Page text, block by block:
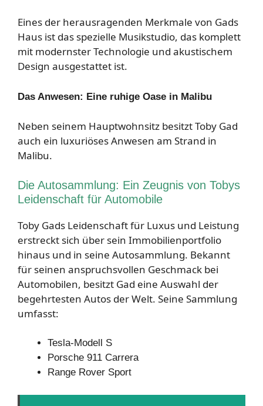
Eines der herausragenden Merkmale von Gads
Haus ist das spezielle Musikstudio, das komplett
mit modernster Technologie und akustischem
Design ausgestattet ist.
Das Anwesen: Eine ruhige Oase in Malibu
Neben seinem Hauptwohnsitz besitzt Toby Gad
auch ein luxuriöses Anwesen am Strand in
Malibu.
Die Autosammlung: Ein Zeugnis von Tobys
Leidenschaft für Automobile
Toby Gads Leidenschaft für Luxus und Leistung
erstreckt sich über sein Immobilienportfolio
hinaus und in seine Autosammlung. Bekannt
für seinen anspruchsvollen Geschmack bei
Automobilen, besitzt Gad eine Auswahl der
begehrtesten Autos der Welt. Seine Sammlung
umfasst:
Tesla-Modell S
Porsche 911 Carrera
Range Rover Sport